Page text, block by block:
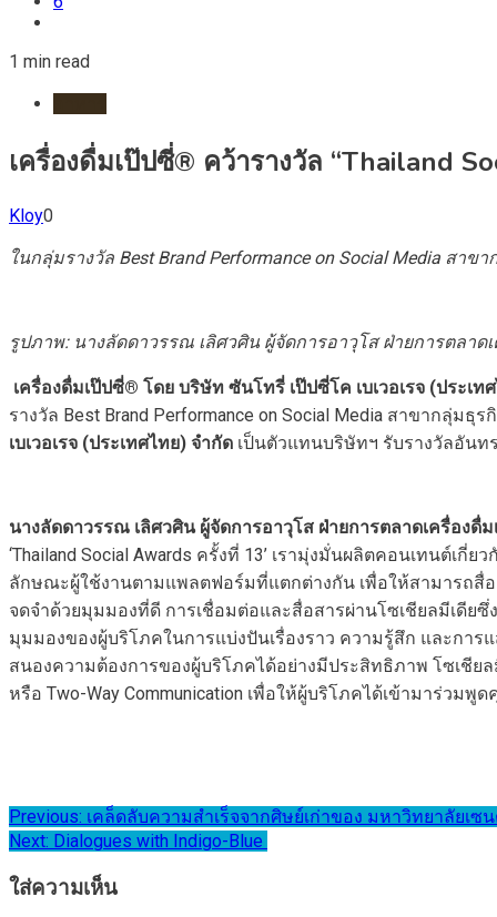
1 min read
เครื่องดื่มเป๊ปซี่® คว้ารางวัล “Thailand
Kloy0
ในกลุ่มรางวัล Best Brand Performance on Social Media สา
รูปภาพ: นางลัดดาวรรณ เลิศวศิน ผู้จัดการอาวุโส ฝ่ายการตลาด
เครื่องดื่มเป๊ปซี่® โดย บริษัท ซันโทรี่ เป๊ปซี่โค เบเวอเรจ (ประเ
รางวัล Best Brand Performance on Social Media สาขากลุ่มธุ
เบเวอเรจ (ประเทศไทย) จำกัด เป็นตัวแทนบริษัทฯ รับรางวัลอัน
นางลัดดาวรรณ เลิศวศิน ผู้จัดการอาวุโส ฝ่ายการตลาดเครื่องดื่
‘Thailand Social Awards ครั้งที่ 13’ เรามุ่งมั่นผลิตคอนเทนต์
ลักษณะผู้ใช้งานตามแพลตฟอร์มที่แตกต่างกัน เพื่อให้สามารถสื่
จดจำด้วยมุมมองที่ดี การเชื่อมต่อและสื่อสารผ่านโซเชียลมีเดี
มุมมองของผู้บริโภคในการแบ่งปันเรื่องราว ความรู้สึก และกา
สนองความต้องการของผู้บริโภคได้อย่างมีประสิทธิภาพ โซเชีย
หรือ Two-Way Communication เพื่อให้ผู้บริโภคได้เข้ามาร่วม
แนะแนว
เรื่อง
Previous: เคล็ดลับความสำเร็จจากศิษย์เก่าของ มหาวิทยาลัย
Next: Dialogues with Indigo-Blue
ใส่ความเห็น